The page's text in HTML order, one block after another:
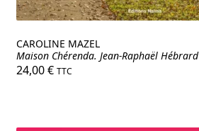
CAROLINE MAZEL
Maison Chérenda. Jean-Raphaël
24,00€ TTC